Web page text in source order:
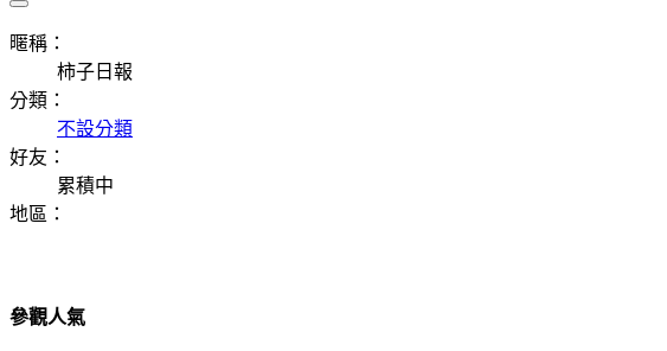
暱稱：
柿子日報
分類：
不設分類
好友：
累積中
地區：
參觀人氣